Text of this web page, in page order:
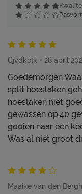
Cjvdkolk 28 april
Goedemorgen
split hoeslaken
hoeslaken niet
gewassen op.40
gooien naar een
Was al niet groot
Maaike van den Bergh